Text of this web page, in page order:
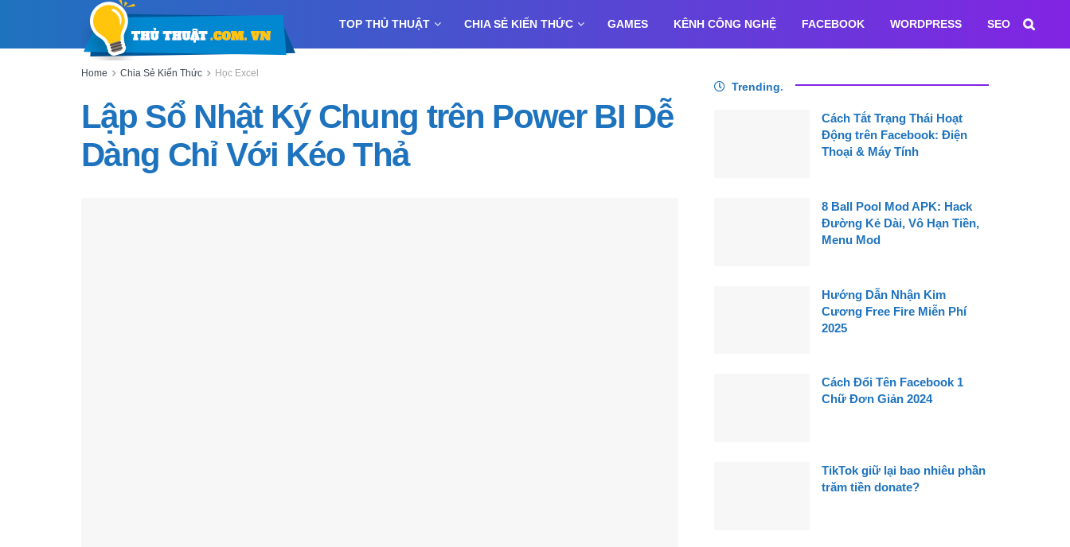
TOP THỦ THUẬT CHIA SẺ KIẾN THỨC GAMES KÊNH CÔNG NGHỆ FACEBOOK WORDPRESS SEO
Home Chia Sẻ Kiến Thức Học Excel
Lập Sổ Nhật Ký Chung trên Power BI Dễ
Dàng Chỉ Với Kéo Thả
Trending.
Cách Tắt Trạng Thái Hoạt
Động trên Facebook: Điện
Thoại & Máy Tính
8 Ball Pool Mod APK: Hack
Đường Kẻ Dài, Vô Hạn Tiền,
Menu Mod
Hướng Dẫn Nhận Kim
Cương Free Fire Miễn Phí
2025
Cách Đổi Tên Facebook 1
Chữ Đơn Giản 2024
TikTok giữ lại bao nhiêu phần
trăm tiền donate?